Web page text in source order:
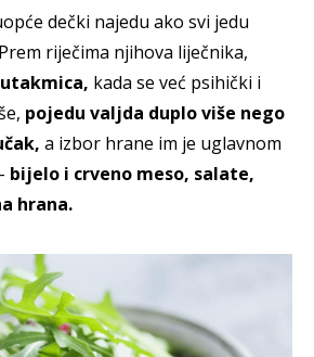
dečki najedu ako svi jedu
riječima njihova liječnika,
kada se već psihički i
pojedu valjda duplo više nego
a izbor hrane im je uglavnom
bijelo i crveno meso, salate,
hrana.